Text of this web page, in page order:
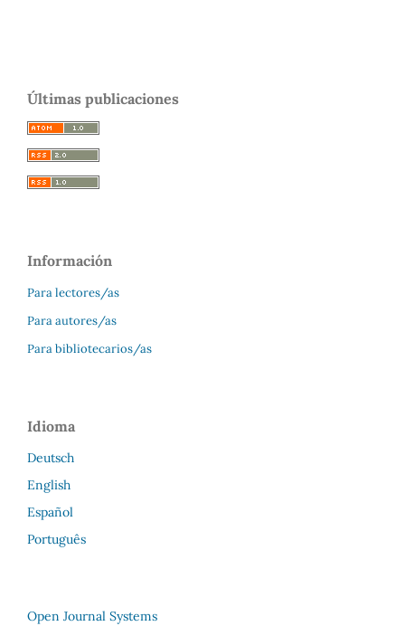
Últimas publicaciones
Información
Para lectores/as
Para autores/as
Para bibliotecarios/as
Idioma
Deutsch
English
Español
Português
Open Journal Systems